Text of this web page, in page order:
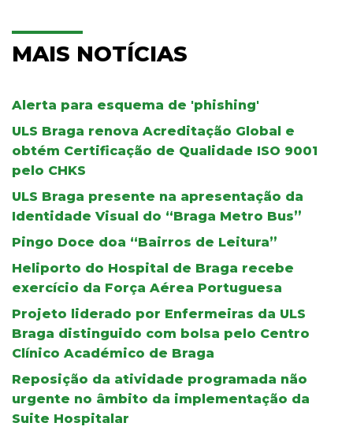
MAIS NOTÍCIAS
Alerta para esquema de 'phishing'
ULS Braga renova Acreditação Global e
obtém Certificação de Qualidade ISO 9001
pelo CHKS
ULS Braga presente na apresentação da
Identidade Visual do “Braga Metro Bus”
Pingo Doce doa “Bairros de Leitura”
Heliporto do Hospital de Braga recebe
exercício da Força Aérea Portuguesa
Projeto liderado por Enfermeiras da ULS
Braga distinguido com bolsa pelo Centro
Clínico Académico de Braga
Reposição da atividade programada não
urgente no âmbito da implementação da
Suite Hospitalar